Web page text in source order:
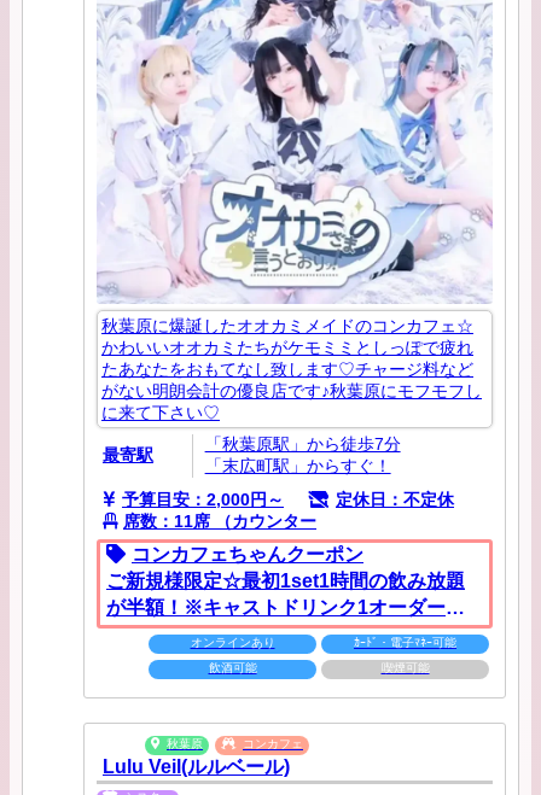
秋葉原に爆誕したオオカミメイドのコンカフェ☆
かわいいオオカミたちがケモミミとしっぽで疲れ
たあなたをおもてなし致します♡チャージ料など
がない明朗会計の優良店です♪秋葉原にモフモフし
に来て下さい♡
最寄駅
「秋葉原駅」から徒歩7分
「末広町駅」からすぐ！
予算目安：2,000円～
定休日：不定休
席数：11席 （カウンター
コンカフェちゃんクーポン
ご新規様限定☆最初1set1時間の飲み放題
が半額！※キャストドリンク1オーダー、X
にてフォロー(公式＋キャスト1名)が必須と
なります。イベント日など、適用外が御座
オンラインあり
ｶｰﾄﾞ・電子ﾏﾈｰ可能
飲酒可能
喫煙可能
秋葉原 コンカフェ
Lulu Veil(ルルベール)